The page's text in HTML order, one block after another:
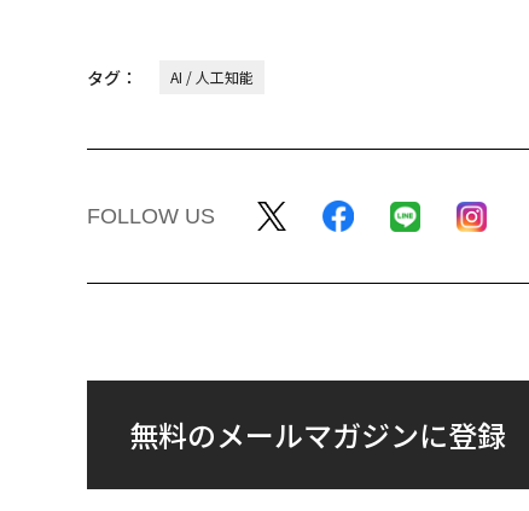
タグ： AI / 人工知能
FOLLOW US
無料のメールマガジンに登録